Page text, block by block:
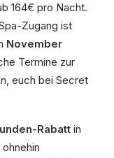
164€ pro Nacht.
Zugang ist
November
Termine zur
euch bei Secret
Rabatt in